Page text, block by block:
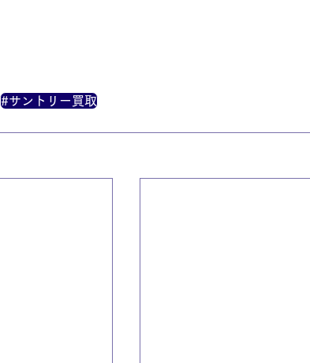
#サントリー買取